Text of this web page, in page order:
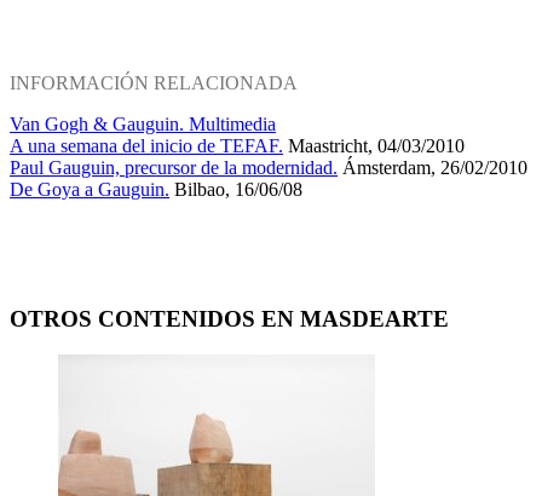
INFORMACIÓN RELACIONADA
Van Gogh & Gauguin. Multimedia
A una semana del inicio de TEFAF. Maastricht, 04/03/2010
Paul Gauguin, precursor de la modernidad. Ámsterdam, 26/02/2010
De Goya a Gauguin. Bilbao, 16/06/08
OTROS CONTENIDOS EN MASDEARTE